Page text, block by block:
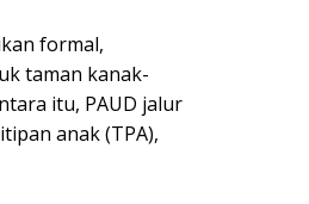
formal,
taman kanak-
itu, PAUD jalur
anak (TPA),